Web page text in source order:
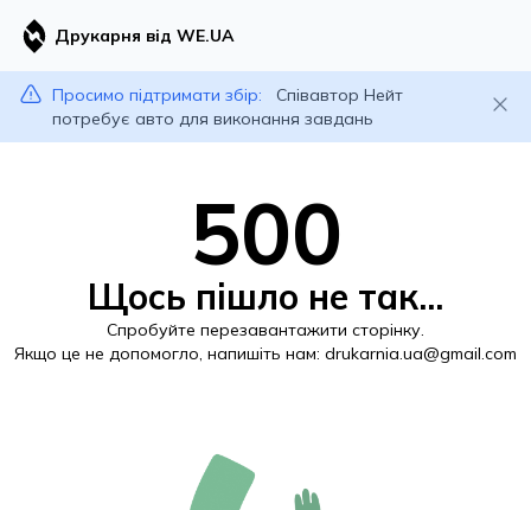
Друкарня від WE.UA
Просимо підтримати збір:
Співавтор Нейт
потребує авто для виконання завдань
500
Щось пішло не так...
Спробуйте перезавантажити сторінку.
Якщо це не допомогло, напишіть нам: drukarnia.ua@gmail.com